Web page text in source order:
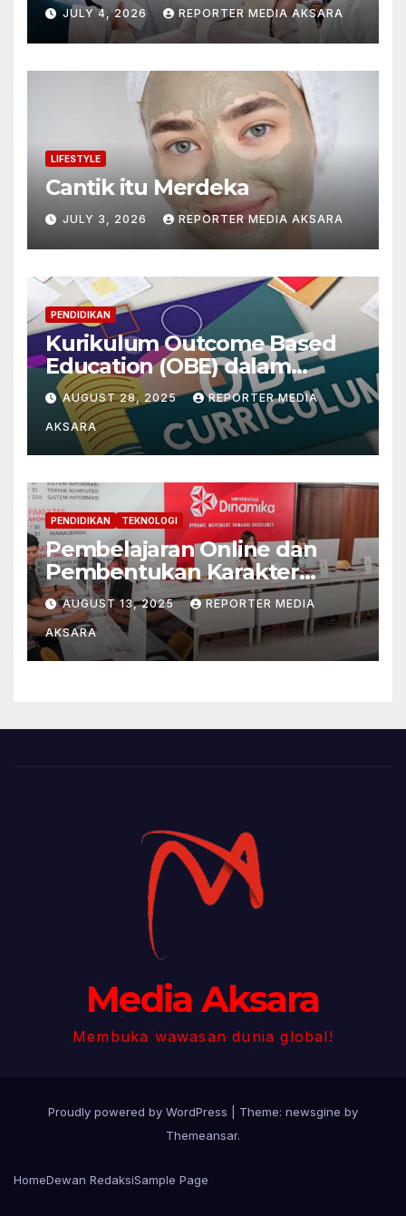
JULY 4, 2026 REPORTER MEDIA AKSARA
LIFESTYLE
Cantik itu Merdeka
JULY 3, 2026 REPORTER MEDIA AKSARA
PENDIDIKAN
Kurikulum Outcome Based
Education (OBE) dalam
Mengintegrasikan
Paradigma Filsafat
Pendidikan Konstruktivistik
dan Pragmatis
AUGUST 28, 2025 REPORTER MEDIA
AKSARA
PENDIDIKAN TEKNOLOGI
Pembelajaran Online dan
Pembentukan Karakter
Mahasiswa di Tengah Era
Digital
AUGUST 13, 2025 REPORTER MEDIA
AKSARA
Media Aksara
Membuka wawasan dunia global!
Proudly powered by WordPress
Theme: newsgine by
Themeansar.
HomeDewan RedaksiSample Page